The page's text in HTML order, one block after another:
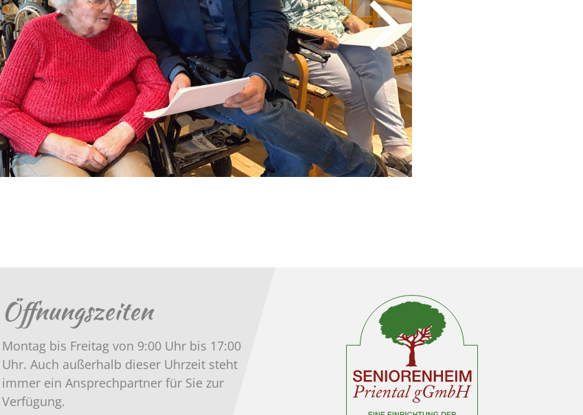
Öffnungszeiten
Montag bis Freitag von 9:00 Uhr bis 17:00
Uhr. Auch außerhalb dieser Uhrzeit steht
immer ein Ansprechpartner für Sie zur
Verfügung.